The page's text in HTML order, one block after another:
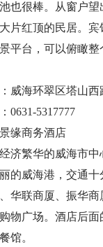
也很棒。从窗户
片红顶的民居。宾
平台，可以俯瞰整
海环翠区塔山西
5317777
商务酒店
繁华的威海市中
的威海港，交通十
华联商厦、振华商
物广场。酒店后
馆。